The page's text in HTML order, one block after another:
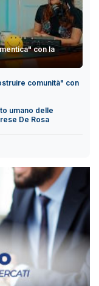
con la
comunità" con
umano delle
De Rosa